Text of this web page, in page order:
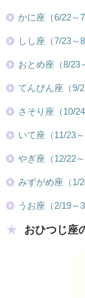
かに座（6/22～
しし座（7/23～
おとめ座（8/23
てんびん座（9/
さそり座（10/24
いて座（11/23～
やぎ座（12/22～
みずがめ座（1/
うお座（2/19～
おひつじ座